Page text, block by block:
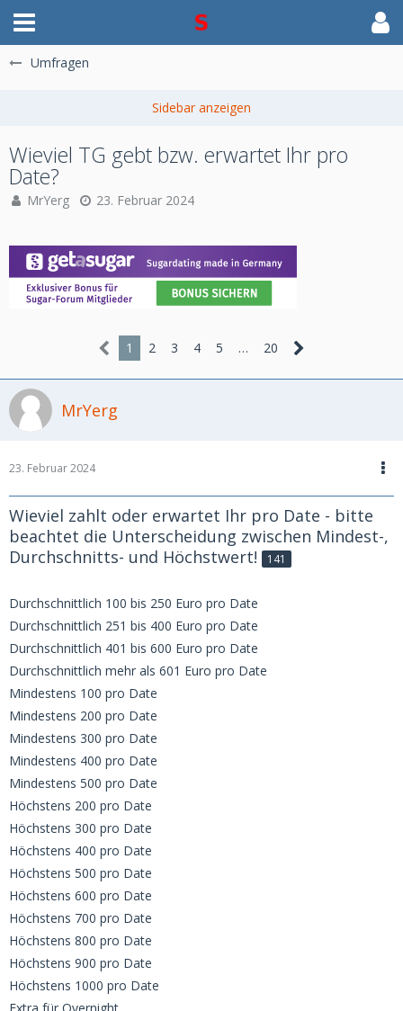
Umfragen
Wieviel TG gebt bzw. erwartet Ihr pro
Date?
MrYerg 23. Februar 2024
1 2 3 4 5 … 20
MrYerg
23. Februar 2024
Wieviel zahlt oder erwartet Ihr pro Date - bitte
beachtet die Unterscheidung zwischen Mindest-,
Durchschnitts- und Höchstwert!
141
Durchschnittlich 100 bis 250 Euro pro Date
Durchschnittlich 251 bis 400 Euro pro Date
Durchschnittlich 401 bis 600 Euro pro Date
Durchschnittlich mehr als 601 Euro pro Date
Mindestens 100 pro Date
Mindestens 200 pro Date
Mindestens 300 pro Date
Mindestens 400 pro Date
Mindestens 500 pro Date
Höchstens 200 pro Date
Höchstens 300 pro Date
Höchstens 400 pro Date
Höchstens 500 pro Date
Höchstens 600 pro Date
Höchstens 700 pro Date
Höchstens 800 pro Date
Höchstens 900 pro Date
Höchstens 1000 pro Date